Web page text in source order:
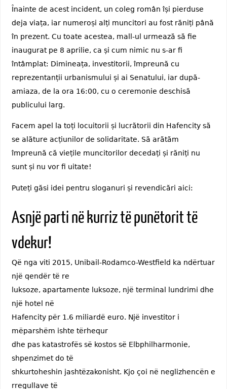
Înainte de acest incident, un coleg român își pierduse
deja viața, iar numeroși alți muncitori au fost răniți până
în prezent. Cu toate acestea, mall-ul urmează să fie
inaugurat pe 8 aprilie, ca și cum nimic nu s-ar fi
întâmplat: Dimineața, investitorii, împreună cu
reprezentanții urbanismului și ai Senatului, iar după-
amiaza, de la ora 16:00, cu o ceremonie deschisă
publicului larg.
Facem apel la toți locuitorii și lucrătorii din Hafencity să
se alăture acțiunilor de solidaritate. Să arătăm
împreună că viețile muncitorilor decedați și răniți nu
sunt și nu vor fi uitate!
Puteți găsi idei pentru sloganuri și revendicări aici:
Asnjë parti në kurriz të punëtorit të
vdekur!
Që nga viti 2015, Unibail-Rodamco-Westfield ka ndërtuar
një qendër të re
luksoze, apartamente luksoze, një terminal lundrimi dhe
një hotel në
Hafencity për 1.6 miliardë euro. Një investitor i
mëparshëm ishte tërhequr
dhe pas katastrofës së kostos së Elbphilharmonie,
shpenzimet do të
shkurtoheshin jashtëzakonisht. Kjo çoi në neglizhencën e
rregullave të